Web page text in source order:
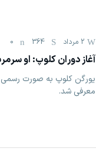
2 مرداد 364
0
آغاز دوران کلوپ: او
یورگن کلوپ به صورت رسمی
معرفی شد.